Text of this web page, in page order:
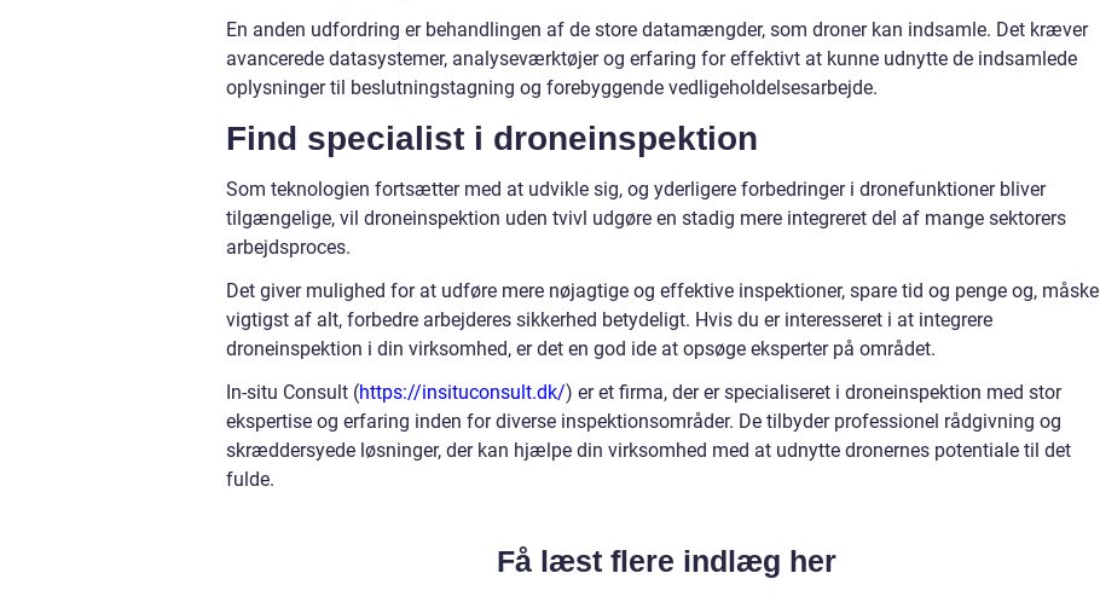
En anden udfordring er behandlingen af de store datamængder, som droner kan indsamle. Det kræver
avancerede datasystemer, analyseværktøjer og erfaring for effektivt at kunne udnytte de indsamlede
oplysninger til beslutningstagning og forebyggende vedligeholdelsesarbejde.
Find specialist i droneinspektion
Som teknologien fortsætter med at udvikle sig, og yderligere forbedringer i dronefunktioner bliver
tilgængelige, vil droneinspektion uden tvivl udgøre en stadig mere integreret del af mange sektorers
arbejdsproces.
Det giver mulighed for at udføre mere nøjagtige og effektive inspektioner, spare tid og penge og, måske
vigtigst af alt, forbedre arbejderes sikkerhed betydeligt. Hvis du er interesseret i at integrere
droneinspektion i din virksomhed, er det en god ide at opsøge eksperter på området.
In-situ Consult (https://insituconsult.dk/) er et firma, der er specialiseret i droneinspektion med stor
ekspertise og erfaring inden for diverse inspektionsområder. De tilbyder professionel rådgivning og
skræddersyede løsninger, der kan hjælpe din virksomhed med at udnytte dronernes potentiale til det
fulde.
Få læst flere indlæg her